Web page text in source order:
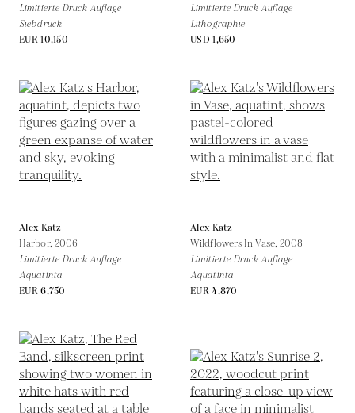
Limitierte Druck Auflage
Siebdruck
EUR 10,150
Limitierte Druck Auflage
Lithographie
USD 1,650
Alex Katz
Harbor, 2006
Limitierte Druck Auflage
Aquatinta
EUR 6,750
Alex Katz
Wildflowers In Vase,2008
Limitierte Druck Auflage
Aquatinta
EUR 4,870